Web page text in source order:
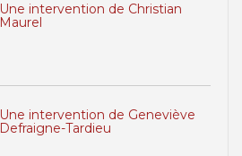
Une intervention de Christian
Maurel
Une intervention de Geneviève
Defraigne-Tardieu